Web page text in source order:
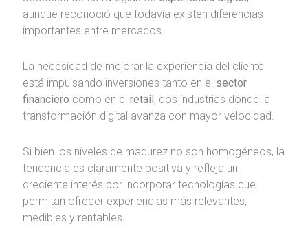
aunque reconoció que todavía existen diferencias
importantes entre mercados.
La necesidad de mejorar la experiencia del cliente
está impulsando inversiones tanto en el sector
financiero como en el retail , dos industrias donde la
transformación digital avanza con mayor velocidad.
Si bien los niveles de madurez no son homogéneos, la
tendencia es claramente positiva y refleja un
creciente interés por incorporar tecnologías que
permitan ofrecer experiencias más relevantes,
medibles y rentables.